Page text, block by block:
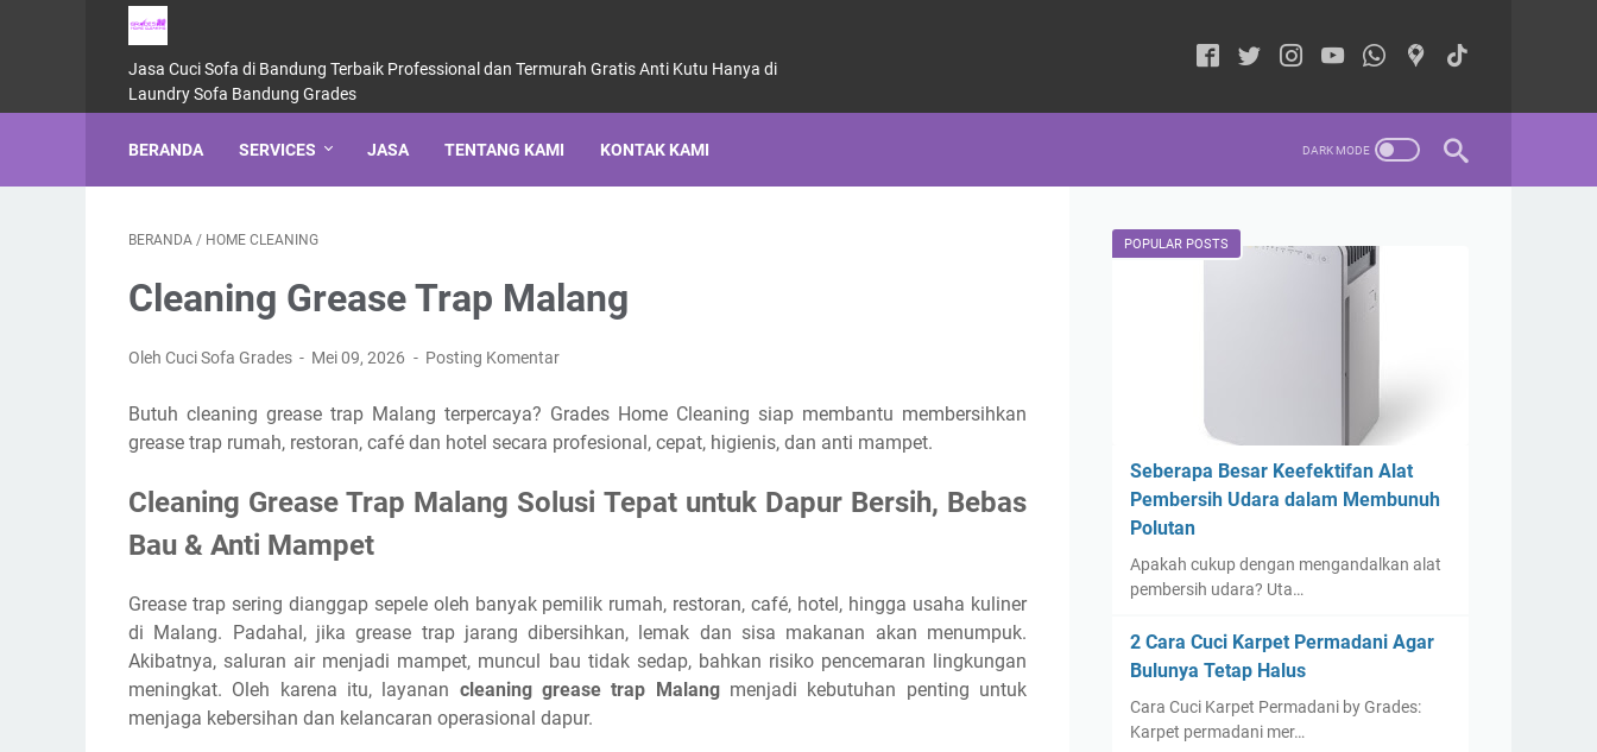
Jasa Cuci Sofa di Bandung Terbaik Professional dan Termurah Gratis Anti Kutu Hanya di
Laundry Sofa Bandung Grades
BERANDA SERVICES JASA TENTANG KAMI KONTAK KAMI
BERANDA / HOME CLEANING
Cleaning Grease Trap Malang
Oleh Cuci Sofa Grades Mei 09, 2026 Posting Komentar
Butuh cleaning grease trap Malang terpercaya? Grades Home Cleaning siap membantu membersihkan
grease trap rumah, restoran, café dan hotel secara profesional, cepat, higienis, dan anti mampet.
Cleaning Grease Trap Malang Solusi Tepat untuk Dapur Bersih, Bebas
Bau & Anti Mampet
Grease trap sering dianggap sepele oleh banyak pemilik rumah, restoran, café, hotel, hingga usaha kuliner
di Malang. Padahal, jika grease trap jarang dibersihkan, lemak dan sisa makanan akan menumpuk.
Akibatnya, saluran air menjadi mampet, muncul bau tidak sedap, bahkan risiko pencemaran lingkungan
meningkat. Oleh karena itu, layanan cleaning grease trap Malangmenjadi kebutuhan penting untuk
menjaga kebersihan dan kelancaran operasional dapur.
POPULAR POSTS
Seberapa Besar Keefektifan Alat
Pembersih Udara dalam Membunuh
Polutan
Apakah cukup dengan mengandalkan alat
pembersih udara? Uta…
2 Cara Cuci Karpet Permadani Agar
Bulunya Tetap Halus
Cara Cuci Karpet Permadani by Grades:
Karpet permadani mer…